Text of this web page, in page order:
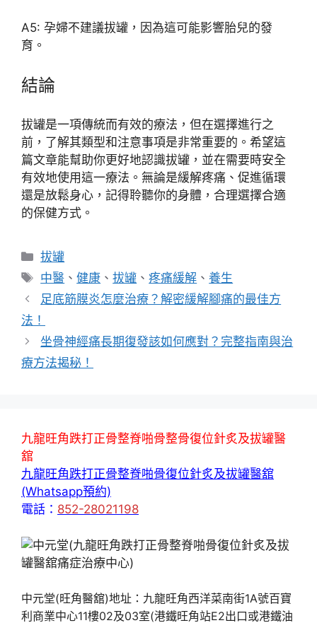
A5: 孕婦不建議拔罐，因為這可能影響胎兒的發
育。
結論
拔罐是一項傳統而有效的療法，但在選擇進行之
前，了解其類型和注意事項是非常重要的。希望這
篇文章能幫助你更好地認識拔罐，並在需要時安全
有效地使用這一療法。無論是緩解疼痛、促進循環
還是放鬆身心，記得聆聽你的身體，合理選擇合適
的保健方式。
分
類
拔罐
標
籤
中醫 、健康 、拔罐 、疼痛緩解 、養生
足底筋膜炎怎麼治療？解密緩解腳痛的最佳方
法！
坐骨神經痛長期復發該如何應對？完整指南與治
療方法揭秘！
九龍旺角跌打正骨整脊啪骨整骨復位針炙及拔罐醫
舘
九龍旺角跌打正骨整脊啪骨復位針炙及拔罐醫舘
(Whatsapp預約)
電話： 852-28021198
中元堂(旺角醫舘)地址：九龍旺角西洋菜南街1A號百寶
利商業中心11樓02及03室(港鐵旺角站E2出口或港鐵油